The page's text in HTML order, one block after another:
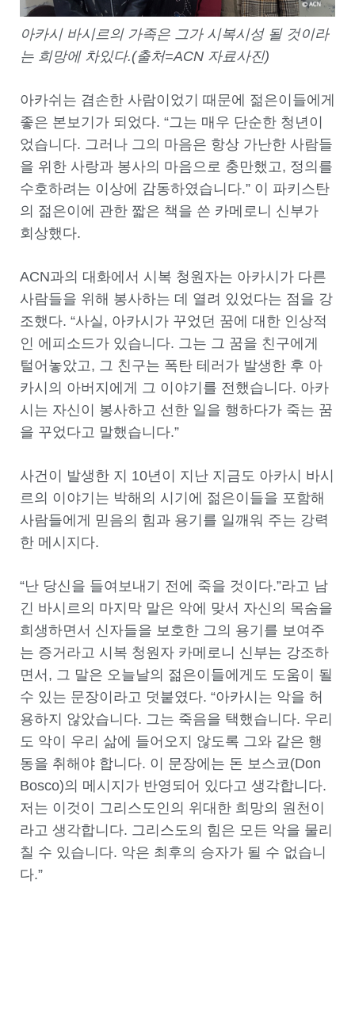
아카시 바시르의 가족은 그가 시복시성 될 것이라
는 희망에 차있다.(출처=ACN 자료사진)
아카쉬는 겸손한 사람이었기 때문에 젊은이들에게
좋은 본보기가 되었다. “그는 매우 단순한 청년이
었습니다. 그러나 그의 마음은 항상 가난한 사람들
을 위한 사랑과 봉사의 마음으로 충만했고, 정의를
수호하려는 이상에 감동하였습니다.” 이 파키스탄
의 젊은이에 관한 짧은 책을 쓴 카메로니 신부가
회상했다.
ACN과의 대화에서 시복 청원자는 아카시가 다른
사람들을 위해 봉사하는 데 열려 있었다는 점을 강
조했다. “사실, 아카시가 꾸었던 꿈에 대한 인상적
인 에피소드가 있습니다. 그는 그 꿈을 친구에게
털어놓았고, 그 친구는 폭탄 테러가 발생한 후 아
카시의 아버지에게 그 이야기를 전했습니다. 아카
시는 자신이 봉사하고 선한 일을 행하다가 죽는 꿈
을 꾸었다고 말했습니다.”
사건이 발생한 지 10년이 지난 지금도 아카시 바시
르의 이야기는 박해의 시기에 젊은이들을 포함해
사람들에게 믿음의 힘과 용기를 일깨워 주는 강력
한 메시지다.
“난 당신을 들여보내기 전에 죽을 것이다.”라고 남
긴 바시르의 마지막 말은 악에 맞서 자신의 목숨을
희생하면서 신자들을 보호한 그의 용기를 보여주
는 증거라고 시복 청원자 카메로니 신부는 강조하
면서, 그 말은 오늘날의 젊은이들에게도 도움이 될
수 있는 문장이라고 덧붙였다. “아카시는 악을 허
용하지 않았습니다. 그는 죽음을 택했습니다. 우리
도 악이 우리 삶에 들어오지 않도록 그와 같은 행
동을 취해야 합니다. 이 문장에는 돈 보스코(Don
Bosco)의 메시지가 반영되어 있다고 생각합니다.
저는 이것이 그리스도인의 위대한 희망의 원천이
라고 생각합니다. 그리스도의 힘은 모든 악을 물리
칠 수 있습니다. 악은 최후의 승자가 될 수 없습니
다.”